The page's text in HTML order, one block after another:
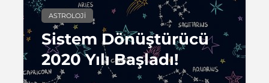
ASTROLOJI
Sistem Dönüştürücü
2020 Yılı Başladı!